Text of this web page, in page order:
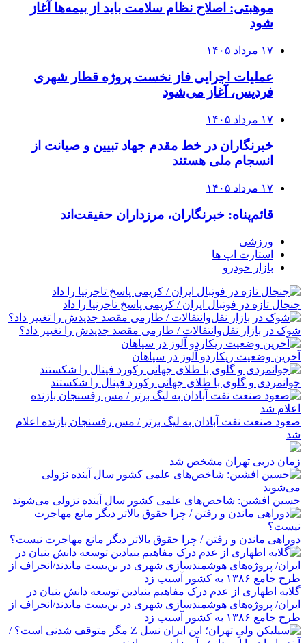
موهبتی: اصلاح نظام سلامت باید از بیمه‌ها آغاز
شود
۱۷ مرداد ۱۴۰۵
عملیات اجرایی فاز نخست پروژه قطار شهری
فردیس، آغاز می‌شود
۱۷ مرداد ۱۴۰۵
خبرنگاران در خط مقدم جهاد تبیین و صیانت از
انسجام ملی هستند
۱۷ مرداد ۱۴۰۵
قائم‌پناه: ‏خبرنگاران، مرزداران حقیقت‌اند
ورزشی
استارت اپ ها
بازار خودرو
جنجال تازه در فوتبال ایران / کریمی پاسخ تاجرنیا را داد
شوک در بازار نقل‌وانتقالات / طارمی مقصد جدیدش را تغییر داد؟
آخرین وضعیت ریکاردو آلوز در سپاهان
جوانمردی و گلوی با طلای جهانی رکورد فینال را شکستند
صعود صنعت نفت آبادان به لیگ برتر / مس رفسنجان بازنده اعلام
شد
زمان دربی تهران مشخص شد
حسین افشین: شاخص‌های علمی کشور سال آینده نزولی می‌شوند
دوراهی ماندن و رفتن / چرا حقوق بالاتر دیگر مانع مهاجرت نیست؟
گلایه اطهاری از عدم درک مفاهیم بنیادین توسعه دانش بنیان در
ایران/ پروژه‌های هوشمندسازی شهری در بن‌بست ماندند/انحراف از
طرح جامع ۱۳۸۶ به کشور آسیب زد